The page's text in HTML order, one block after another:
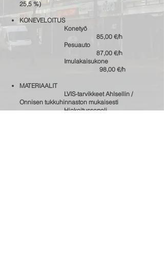
25,5 %)
KONEVELOITUS
Konetyö
85,00 €/h
Pesuauto
87,00 €/h
Imulakaisukone
98,00 €/h
MATERIAALIT
LVIS-tarvikkeet Ahlsellin /
Onnisen tukkuhinnaston mukaisesti
Hiekoitussepeli